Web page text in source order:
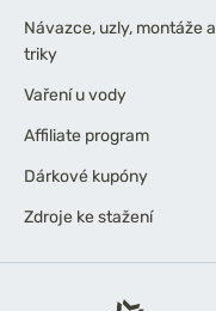
Návazce, uzly, montáže a
triky
Vaření u vody
Affiliate program
Dárkové kupóny
Zdroje ke stažení